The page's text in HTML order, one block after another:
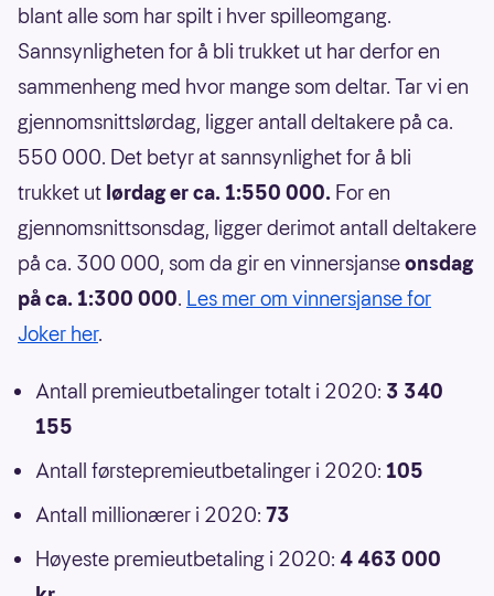
blant alle som har spilt i hver spilleomgang.
Sannsynligheten for å bli trukket ut har derfor en
sammenheng med hvor mange som deltar. Tar vi en
gjennomsnittslørdag, ligger antall deltakere på ca.
550 000. Det betyr at sannsynlighet for å bli
trukket ut lørdag er ca. 1:550 000. For en
gjennomsnittsonsdag, ligger derimot antall deltakere
på ca. 300 000, som da gir en vinnersjanseonsdag
på ca. 1:300 000. Les mer om vinnersjanse for
Joker her.
Antall premieutbetalinger totalt i 2020: 3 340
155
Antall førstepremieutbetalinger i 2020: 105
Antall millionærer i 2020: 73
Høyeste premieutbetaling i 2020: 4 463 000